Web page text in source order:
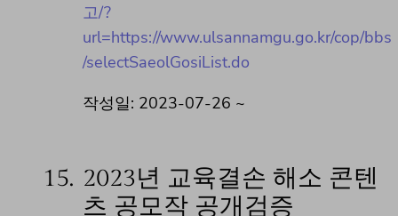
고/?
url=https://www.ulsannamgu.go.kr/cop/bbs
/selectSaeolGosiList.do
작성일: 2023-07-26 ~
15. 2023년 교육결손 해소 콘텐
츠 공모작 공개검증